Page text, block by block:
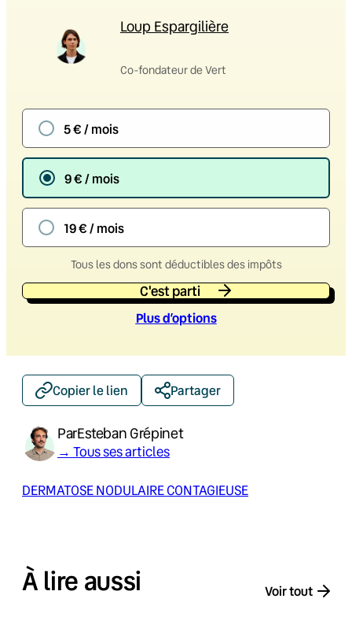
Loup Espargilière
Co-fondateur de Vert
5 € / mois
9 € / mois
19 € / mois
Tous les dons sont déductibles des impôts
C'est parti
Plus d’options
Copier le lien Partager
ParEsteban Grépinet
→ Tous ses articles
DERMATOSE NODULAIRE CONTAGIEUSE
À lire aussi Voir tout